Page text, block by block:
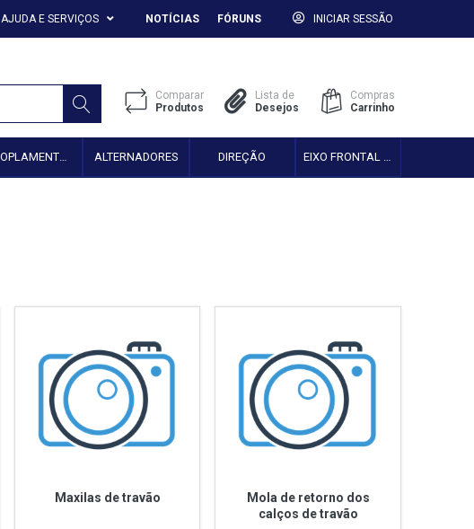
AJUDA E SERVIÇOS NOTÍCIAS FÓRUNS INICIAR SESSÃO
Comparar
Produtos
Lista de
Desejos
Compras
Carrinho
ACOPLAMENTO HIDRÁULICO ALTERNADORES DIREÇÃO
Maxilas de travão
Mola de retorno dos
calços de travão